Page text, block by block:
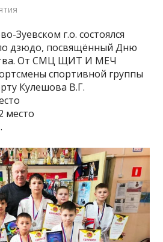
Зуевском г.о. состоялся
дзюдо, посвящённый Дню
От СМЦ ЩИТ И МЕЧ
спортивной группы
Кулешова В.Г.
место